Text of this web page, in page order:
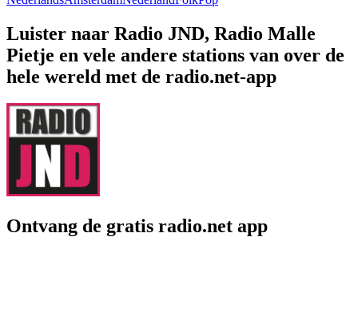
Luister naar Radio JND, Radio Malle
Pietje en vele andere stations van over de
hele wereld met de radio.net-app
Ontvang de gratis radio.net app